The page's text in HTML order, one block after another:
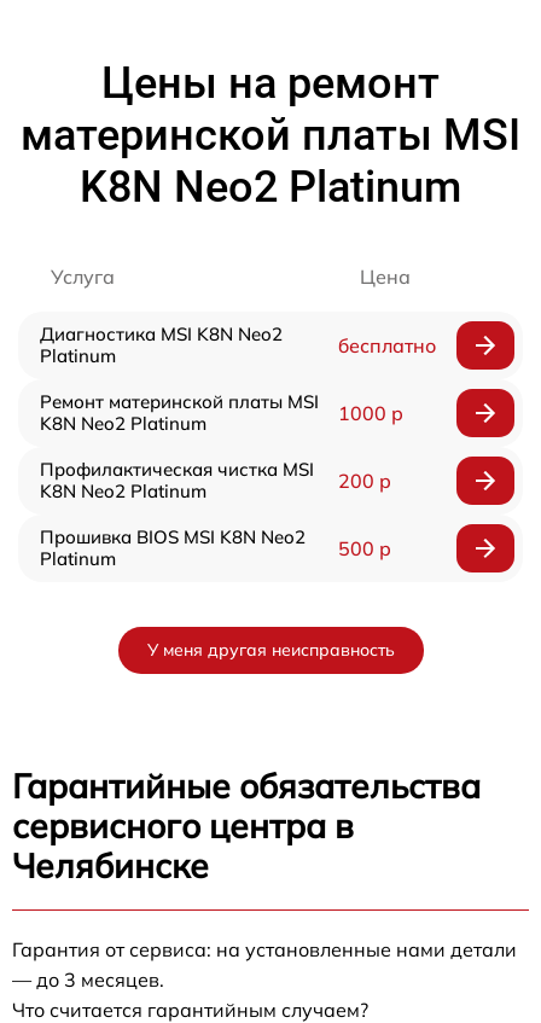
Цены на ремонт
материнской платы MSI
K8N Neo2 Platinum
Услуга Цена
Диагностика MSI K8N Neo2
Platinum
бесплатно
Ремонт материнской платы MSI
K8N Neo2 Platinum
1000 р
Профилактическая чистка MSI
K8N Neo2 Platinum
200 р
Прошивка BIOS MSI K8N Neo2
Platinum
500 р
У меня другая неисправность
Гарантийные обязательства
сервисного центра в
Челябинске
Гарантия от сервиса: на установленные нами детали
— до 3 месяцев.
Что считается гарантийным случаем?